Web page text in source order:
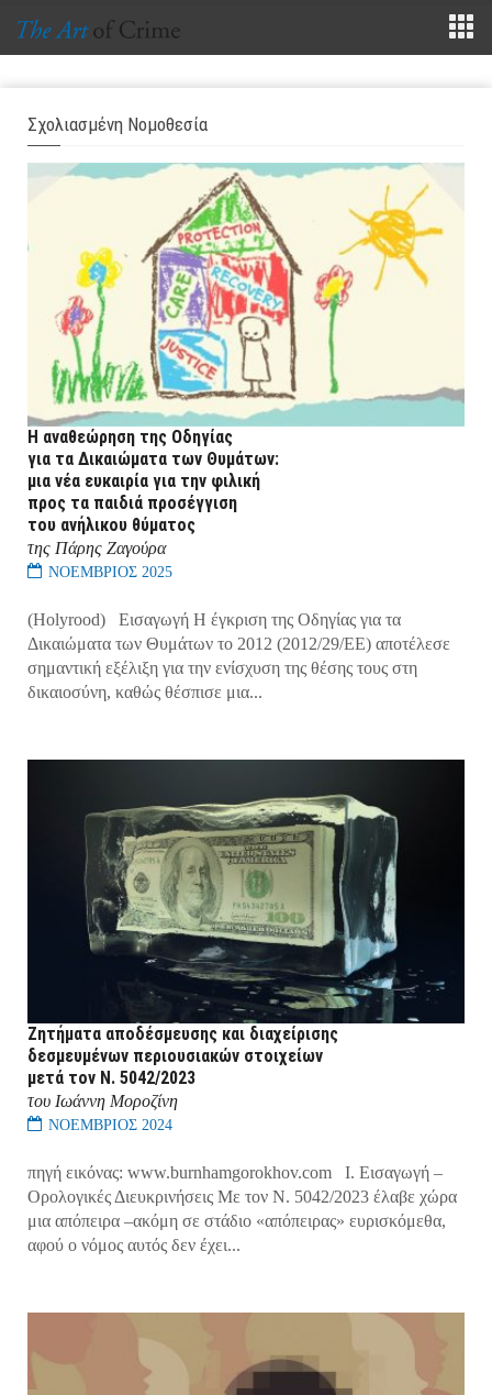
Σχολιασμένη Νομοθεσία
Η αναθεώρηση της Οδηγίας
για τα Δικαιώματα των Θυμάτων:
μια νέα ευκαιρία για την φιλική
προς τα παιδιά προσέγγιση
του ανήλικου θύματος
της Πάρης Ζαγούρα
ΝΟΕΜΒΡΙΟΣ 2025
(Holyrood) Εισαγωγή Η έγκριση της Οδηγίας για τα
Δικαιώματα των Θυμάτων το 2012 (2012/29/ΕΕ) αποτέλεσε
σημαντική εξέλιξη για την ενίσχυση της θέσης τους στη
δικαιοσύνη, καθώς θέσπισε μια...
Ζητήματα αποδέσμευσης και διαχείρισης
δεσμευμένων περιουσιακών στοιχείων
μετά τον Ν. 5042/2023
του Ιωάννη Μοροζίνη
ΝΟΕΜΒΡΙΟΣ 2024
πηγή εικόνας: www.burnhamgorokhov.com Ι. Εισαγωγή –
Ορολογικές Διευκρινήσεις Με τον Ν. 5042/2023 έλαβε χώρα
μια απόπειρα –ακόμη σε στάδιο «απόπειρας» ευρισκόμεθα,
αφού ο νόμος αυτός δεν έχει...